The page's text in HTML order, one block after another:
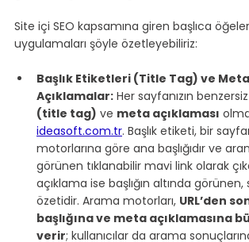
Site içi SEO kapsamına giren başlıca
uygulamaları şöyle özetleyebiliriz:
Başlık Etiketleri (Title Tag) ve Meta
Açıklamalar: Her sayfanızın
(title tag) ve meta açıklaması
ideasoft.com.tr. Başlık etiketi, bir
motorlarına göre ana başlığıdır ve
görünen tıklanabilir mavi link olarak
açıklama ise başlığın altında görünen,
özetidir. Arama motorları, URL’den
başlığına ve meta açıklamasına
verir; kullanıcılar da arama